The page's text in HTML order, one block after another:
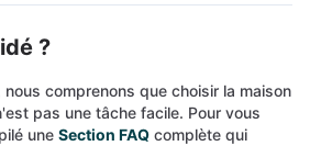
?
comprenons que choisir la maison
pas une tâche facile. Pour vous
une Section FAQ complète qui